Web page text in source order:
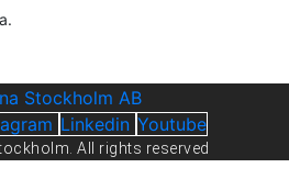
Linkedin Youtube
All rights reserved